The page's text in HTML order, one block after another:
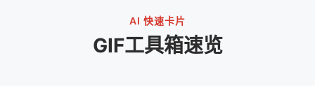
AI 快速卡片
GIF工具箱速览